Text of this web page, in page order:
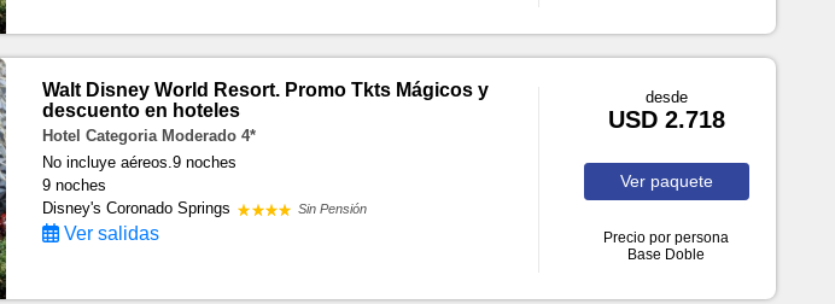
Walt Disney World Resort. Promo Tkts Mágicos y
descuento en hoteles
Hotel Categoria Moderado 4*
No incluye aéreos.9 noches
9 noches
Disney's Coronado Springs
Sin Pensión
Ver salidas
desde
USD 2.718
Ver paquete
Precio por persona
Base Doble